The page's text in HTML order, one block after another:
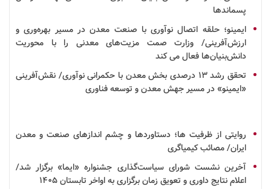
پسماندها
ایمینو؛ حلقه اتصال نوآوریبا صنعت معدندر مسیر بهره‌وری و
ارزش‌آفرینی/ وزارت صمت مزیت‌های معدنی را با محوریت
دانش‌بنیان‌ها فعال می کند
تحقق رشد
۱۳ درصدی بخش معدن با حکمرانی نوآوری/ نقش‌آفرینی
«ایمینو» در مسیر جهش معدن و توسعهفناوری
روایتی از ظرفیت ها؛ دستاوردها و چشم اندازهای صنعت و معدن
ایران/ مصائب کیمیاگری
آخرین نشست شورای سیاست‌گذاری جشنواره«ایما» برگزار شد/
اعلام نتایج داوری و تعویق زمان برگزاری به اواخر تابستان ۱۴۰۵